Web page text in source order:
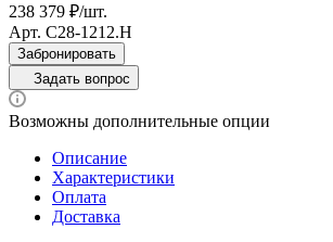
238 379 ₽/шт.
Арт. С28-1212.Н
Забронировать
Задать вопрос
Возможны дополнительные опции
Описание
Характеристики
Оплата
Доставка